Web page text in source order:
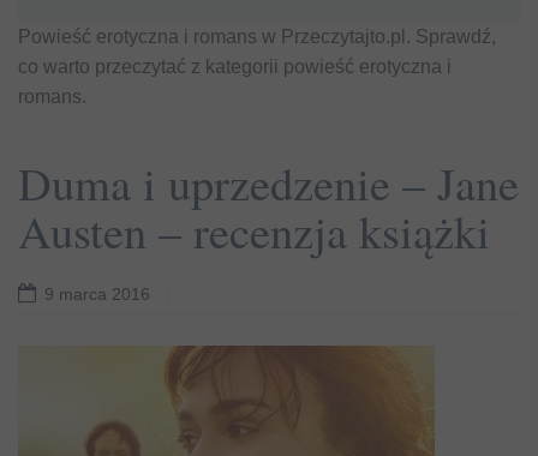
Powieść erotyczna i romans w Przeczytajto.pl. Sprawdź,
co warto przeczytać z kategorii powieść erotyczna i
romans.
Duma i uprzedzenie – Jane
Austen – recenzja książki
9 marca 2016